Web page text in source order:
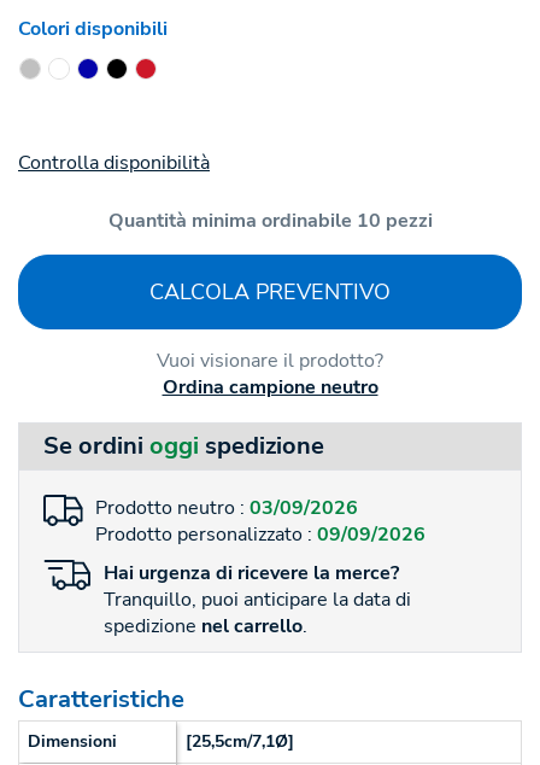
Colori disponibili
Controlla disponibilità
Quantità minima ordinabile 10 pezzi
CALCOLA PREVENTIVO
Vuoi visionare il prodotto?
Ordina campione neutro
Se ordini oggi spedizione
Prodotto neutro : 03/09/2026
Prodotto personalizzato : 09/09/2026
Hai urgenza di ricevere la merce?
Tranquillo, puoi anticipare la data di
spedizione nel carrello.
Caratteristiche
Dimensioni
[25,5cm/7,1Ø]